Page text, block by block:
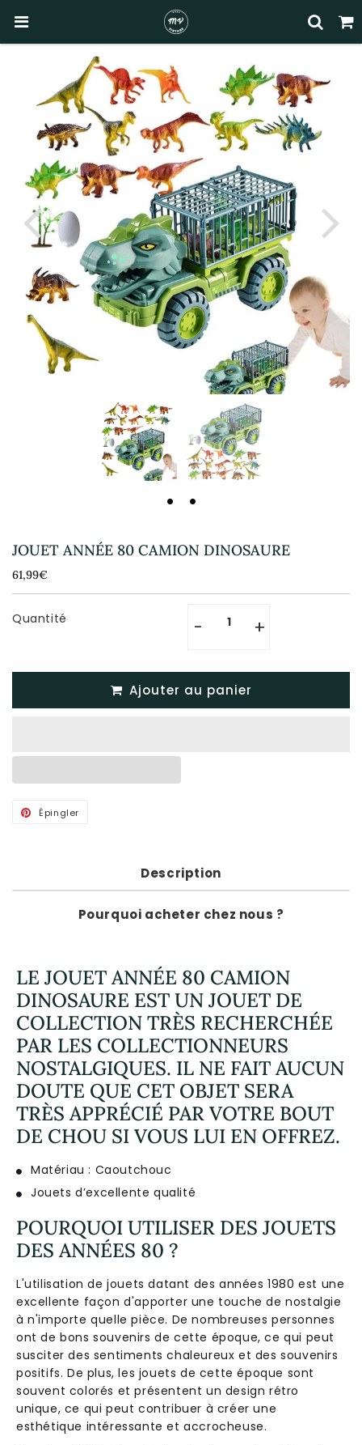
JOUET ANNÉE 80 CAMION DINOSAURE
61,99€
Unit
price
Quantité - +
Ajouter au panier
Épingler
Description
Pourquoi acheter chez nous ?
LE JOUET ANNÉE 80 CAMION
DINOSAURE EST UN JOUET DE
COLLECTION TRÈS RECHERCHÉE
PAR LES COLLECTIONNEURS
NOSTALGIQUES. IL NE FAIT AUCUN
DOUTE QUE CET OBJET SERA
TRÈS APPRÉCIÉ PAR VOTRE BOUT
DE CHOU SI VOUS LUI EN OFFREZ.
Matériau : Caoutchouc
Jouets d’excellente qualité
POURQUOI UTILISER DES JOUETS
DES ANNÉES 80 ?
L'utilisation de jouets datant des années 1980 est une
excellente façon d'apporter une touche de nostalgie
à n'importe quelle pièce. De nombreuses personnes
ont de bons souvenirs de cette époque, ce qui peut
susciter des sentiments chaleureux et des souvenirs
positifs. De plus, les jouets de cette époque sont
souvent colorés et présentent un design rétro
unique, ce qui peut contribuer à créer une
esthétique intéressante et accrocheuse.